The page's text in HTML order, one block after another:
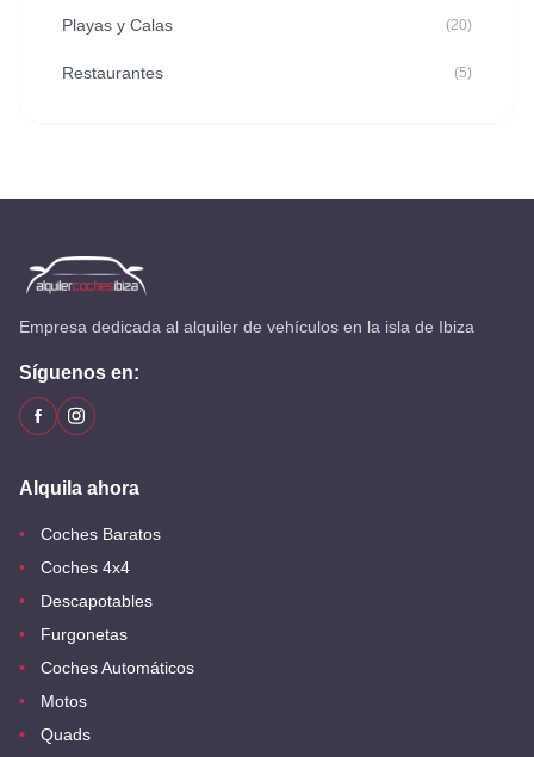
Playas y Calas (20)
Restaurantes (5)
Empresa dedicada al alquiler de vehículos en la isla de Ibiza
Síguenos en:
Alquila ahora
Coches Baratos
Coches 4x4
Descapotables
Furgonetas
Coches Automáticos
Motos
Quads